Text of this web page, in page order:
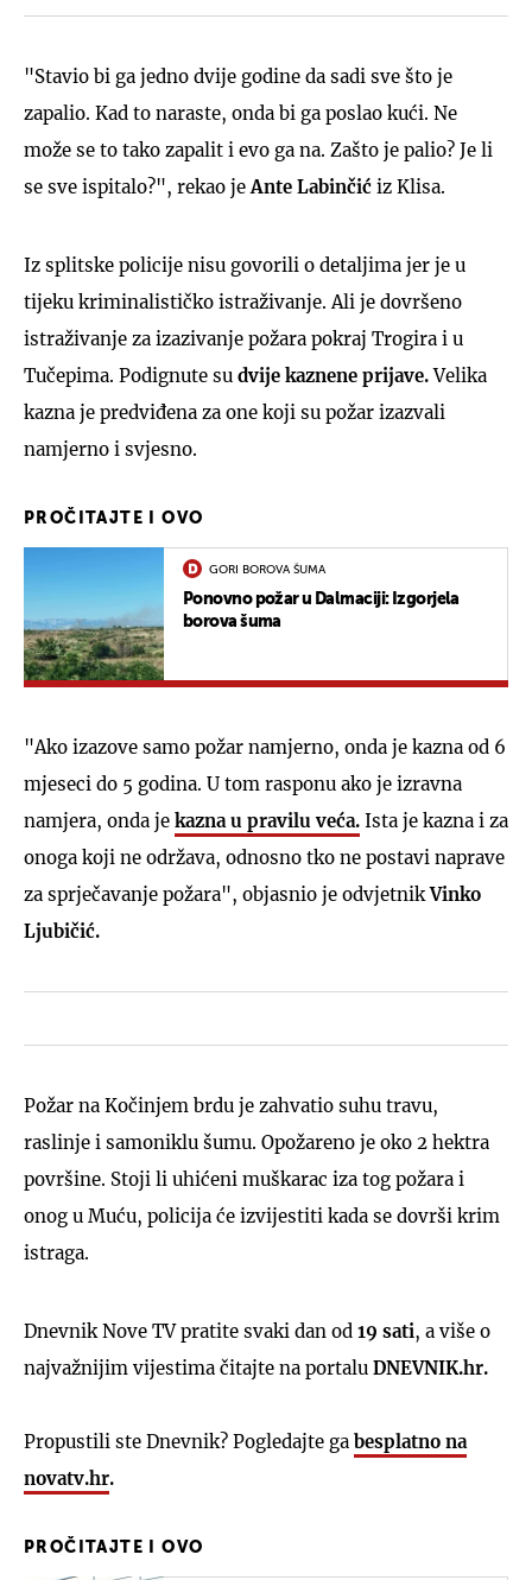
"Stavio bi ga jedno dvije godine da sadi sve što je
zapalio. Kad to naraste, onda bi ga poslao kući. Ne
može se to tako zapalit i evo ga na. Zašto je palio? Je li
se sve ispitalo?", rekao je Ante Labinčić iz Klisa.
Iz splitske policije nisu govorili o detaljima jer je u
tijeku kriminalističko istraživanje. Ali je dovršeno
istraživanje za izazivanje požara pokraj Trogira i u
Tučepima. Podignute su dvije kaznene prijave.Velika
kazna je predviđena za one koji su požar izazvali
namjerno i svjesno.
PROČITAJTE I OVO
GORI BOROVA ŠUMA
Ponovno požar u Dalmaciji: Izgorjela
borova šuma
"Ako izazove samo požar namjerno, onda je kazna od 6
mjeseci do 5 godina. U tom rasponu ako je izravna
namjera, onda je kazna u pravilu veća. Ista je kazna i za
onoga koji ne održava, odnosno tko ne postavi naprave
za sprječavanje požara", objasnio je odvjetnikVinko
Ljubičić.
Požar na Kočinjem brdu je zahvatio suhu travu,
raslinje i samoniklu šumu. Opožareno je oko 2 hektra
površine. Stoji li uhićeni muškarac iza tog požara i
onog u Muću, policija će izvijestiti kada se dovrši krim
istraga.
Dnevnik Nove TV pratite svaki dan od 19 sati, a više o
najvažnijim vijestima čitajte na portalu DNEVNIK.hr.
Propustili ste Dnevnik? Pogledajte ga besplatno na
novatv.hr.
PROČITAJTE I OVO